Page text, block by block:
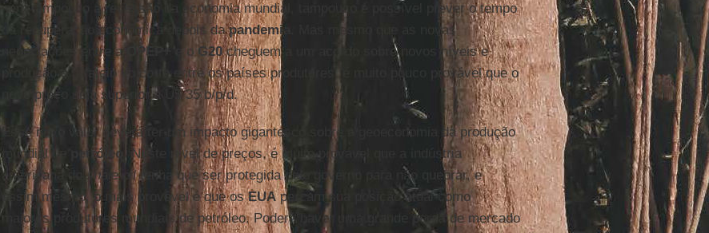
nem tampouco a recessão da economia mundial, tampouco é possível prever o tempo
da recuperação econômica depois dapandemia
. Mas mesmo que as novas
negociações entre a
OPEP+ e oG20cheguem a um acordo sobre novos níveis e
produção e o rateio do corte entre os países produtores, é muito pouco provável que o
novo preço seja superior a U$ 35 b/p/d.
Esse novo valor deverá ter um impacto gigantesco sobre a geoeconomia da produção
mundial de
petróleo
. Neste nível de preços, é muito provável que a indústria
americana doshale oiltenha que ser protegida pelo governo para não quebrar, e
assim mesmo, o mais provável é que osEUApercam sua posição atual como
maiores produtores mundiais de petróleo. Poderá haver uma grande perda de mercado